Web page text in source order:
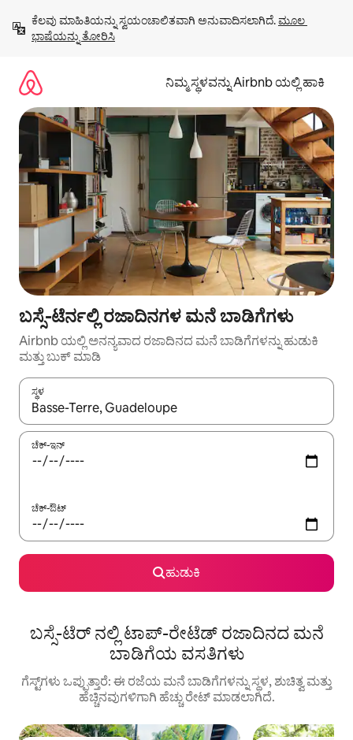
ಹೋಗಿ
ಕೆಲವು ಮಾಹಿತಿಯನ್ನು ಸ್ವಯಂಚಾಲಿತವಾಗಿ ಅನುವಾದಿಸಲಾಗಿದೆ. ಮೂಲ
ಭಾಷೆಯನ್ನು ತೋರಿಸಿ
ನಿಮ್ಮ ಸ್ಥಳವನ್ನು Airbnb ಯಲ್ಲಿ ಹಾಕಿ
ಬಸ್ಸೆ-ಟೆರ್ನಲ್ಲಿ ರಜಾದಿನಗಳ ಮನೆ ಬಾಡಿಗೆಗಳು
Airbnb ಯಲ್ಲಿ ಅನನ್ಯವಾದ ರಜಾದಿನದ ಮನೆ ಬಾಡಿಗೆಗಳನ್ನು ಹುಡುಕಿ
ಮತ್ತು ಬುಕ್ ಮಾಡಿ
ಸ್ಥಳ
ಫಲಿತಾಂಶಗಳು ಲಭ್ಯವಿರುವಾಗ, ಅಪ್ ಮತ್ತು ಡೌನ್ ಬಾಣದ ಕೀಲಿಗಳೊಂದಿಗೆ
ಚೆಕ್-ಇನ್
ಚೆಕ್-ಔಟ್
ಹುಡುಕಿ
ಬಸ್ಸೆ-ಟೆರ್ ನಲ್ಲಿ ಟಾಪ್-ರೇಟೆಡ್ ರಜಾದಿನದ ಮನೆ
ಬಾಡಿಗೆಯ ವಸತಿಗಳು
ಗೆಸ್ಟ್‌ಗಳು ಒಪ್ಪುತ್ತಾರೆ: ಈ ರಜೆಯ ಮನೆ ಬಾಡಿಗೆಗಳನ್ನು ಸ್ಥಳ, ಶುಚಿತ್ವ ಮತ್ತು
ಹೆಚ್ಚಿನವುಗಳಿಗಾಗಿ ಹೆಚ್ಚು ರೇಟ್ ಮಾಡಲಾಗಿದೆ.